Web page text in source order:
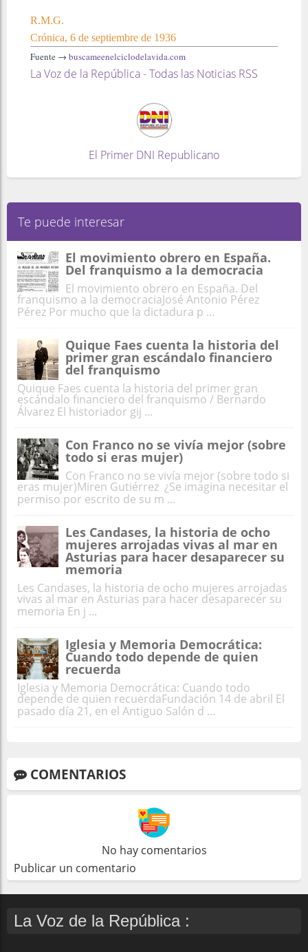
R.M.G.
Crónica, 6 de septiembre de 1936
Fuente → buscameenelciclodelavida.com
La Voz de la República - Todas las Noticias RSS
El Primer DNI Republicano
Te puede interesar
El movimiento obrero en España.
Del franquismo a la democracia
El movimiento obrero en España. Del
franquismo a la democraciaJosé Antonio Pérez
Pérez Por mucho que la dictadura p ...
Quique Faes cuenta la historia del
primer gran escándalo financiero
del franquismo
Quique Faes cuenta la historia del primer gran
escándalo financiero del franquismo / Bernardo
Álvarez El historiador gij ...
Con Franco no se vivía mejor (sobre
todo si eras mujer)
Con Franco no se vivía mejor (sobre todo si
eras mujer)Miren Gutiérrez ¿Se imagina necesitar el
permiso por escrito de su m ...
Les Candases, la historia de ocho
mujeres arrojadas vivas al mar en
Asturias para hacer desaparecer su
memoria
Les Candases, la historia de ocho mujeres arrojadas
vivas al mar en Asturias para hacer desaparecer su
memoria En j ...
Iglesia y Memoria Democrática:
Cuando todo depende de quien
recuerda
Iglesia y Memoria Democrática: Cuando todo
depende de quien recuerdaFundación 14 de abril El
pasado día 21, en el Antiguo Salón d ...
COMENTARIOS
No hay comentarios
Publicar un comentario
La Voz de la República :